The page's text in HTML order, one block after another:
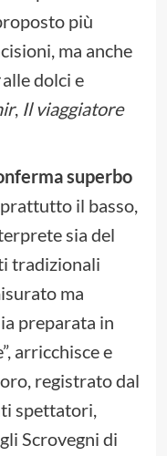
più
ma anche
dolci e
, Il viaggiatore
superbo
il basso,
sia del
tradizionali
ma
preparata in
arricchisce e
registrato dal
spettatori,
Scrovegni di